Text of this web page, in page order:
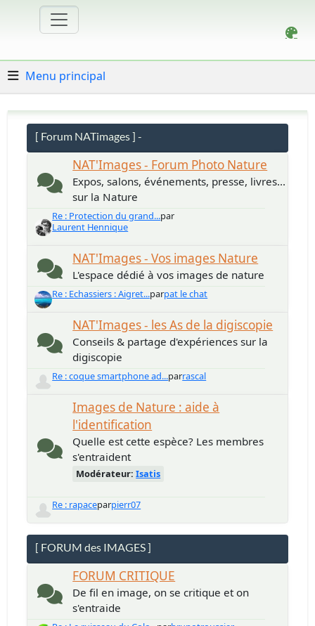
Menu principal
[ Forum NATimages ] -
NAT'Images - Forum Photo Nature
Expos, salons, événements, presse, livres...
sur la Nature
Re : Protection du grand...par
Laurent Hennique
NAT'Images - Vos images Nature
L'espace dédié à vos images de nature
Re : Echassiers : Aigret...parpat le chat
NAT'Images - les As de la digiscopie
Conseils & partage d'expériences sur la
digiscopie
Re : coque smartphone ad...parrascal
Images de Nature : aide à
l'identification
Quelle est cette espèce? Les membres
s'entraident
Modérateur:Isatis
Re : rapaceparpierr07
[ FORUM des IMAGES ]
FORUM CRITIQUE
De fil en image, on se critique et on
s'entraide